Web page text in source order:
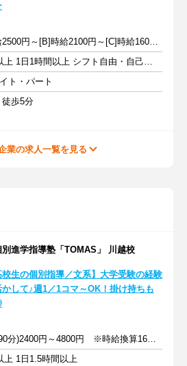
[A]時給2500円～[B]時給2100円～[C]時給1600円～ ※生徒数による
週2日以上 1日1時間以上 シフト自由・自己申告
ト・パート
徒歩5分
業の求人一覧を見る
進学指導塾「TOMAS」 川越校
校生の個別指導／文系】大学受験の経験
かして♪週1／1コマ～OK！掛け持ちも
1コマ(90分)2400円～4800円 ※時給換算1600円～3200円
上 1日1.5時間以上